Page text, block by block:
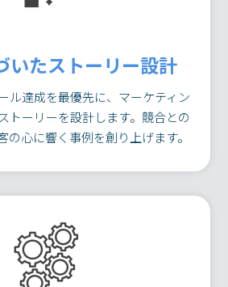
いたストーリー設計
ル達成を最優先に、マーケティン
トーリーを設計します。競合との
の心に響く事例を創り上げます。